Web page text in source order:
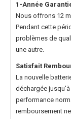
1-Année
Nous offrons 12
Pendant cette
problèmes de
une autre.
Satisfait
La nouvelle
déchargée
performance
remboursement